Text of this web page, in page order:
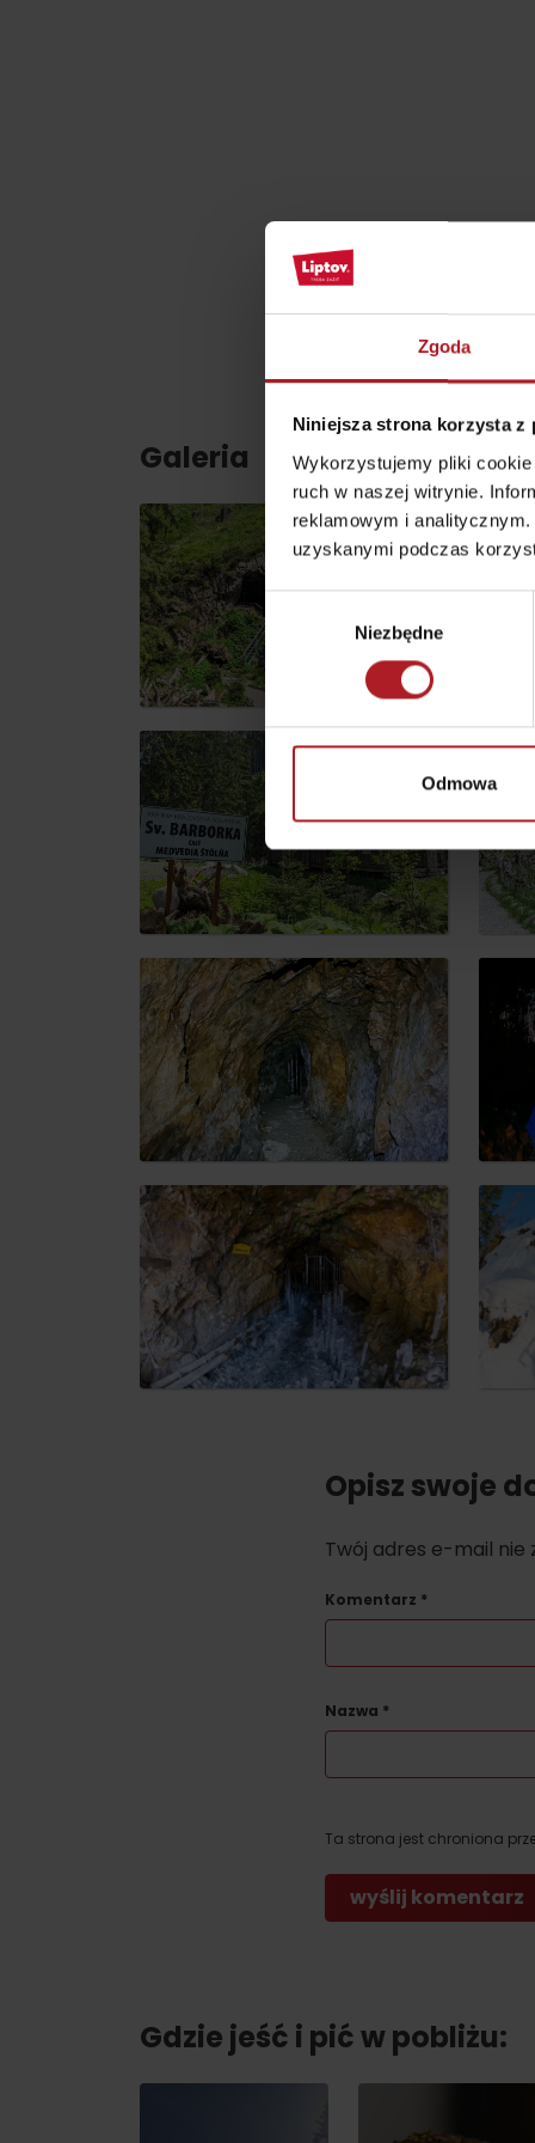
Zgoda
Niniejsza strona korzysta z
Wykorzystujemy pliki
ruch w naszej witrynie.
reklamowym i
uzyskanymi podczas
zgody
Niezbędne
Odmowa
NAJLEPSZE ATRAKCJE
Potrzebujesz wypożyczyć narty lub
Wypożyczalnie
Usługi
podwózki?
Ski&AquaBus
Transport lotniczy
Usługi taksówkowe
Transport autobusowy
Lista produktów
regionalnych
O MARCE PRODUKTOWEJ LIPTOVA
No posts found.
VIAC O NEPOZNANÝCH MIESTACH
No data
Galeria
Opisz swoje
Twój adres e-mail nie
Komentarz *
Nazwa *
Ta strona jest chroniona
Gdzie jeść i pić w pobliżu: